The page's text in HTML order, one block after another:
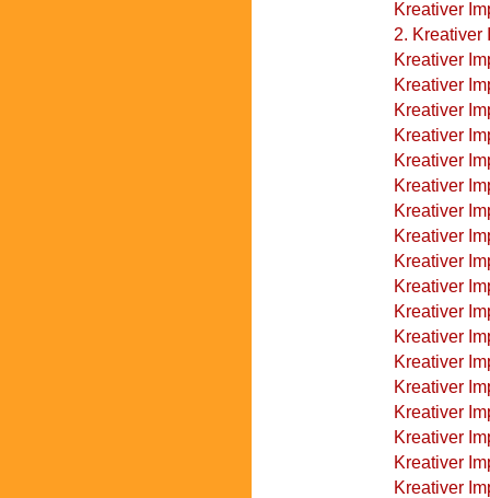
Kreativer
2. Kreativer
Kreativer
Kreativer
Kreativer
Kreativer
Kreativer
Kreativer
Kreativer
Kreativer
Kreativer
Kreativer
Kreativer
Kreativer
Kreativer
Kreativer
Kreativer
Kreativer
Kreativer
Kreativer